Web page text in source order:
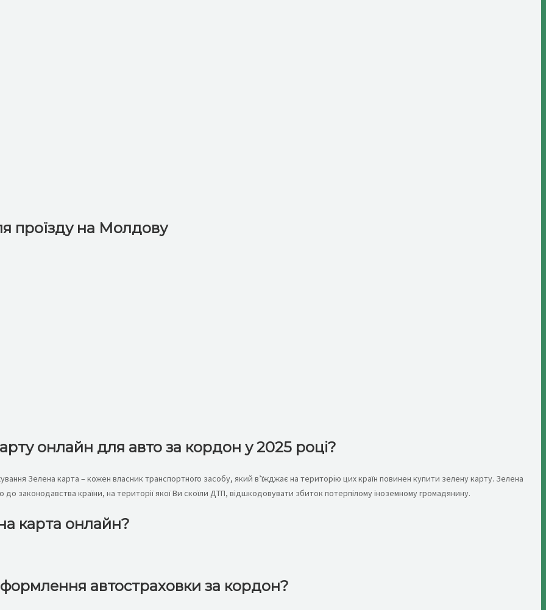
проїзду на Молдову
онлайн для авто за кордон у 2025 році?
Зелена карта – кожен власник транспортного засобу, який в’їжджає на територію цих країн повинен купити зелену карту. Зелена
законодавства країни, на території якої Ви скоїли ДТП, відшкодовувати збиток потерпілому іноземному громадянину.
карта онлайн?
автостраховки за кордон?